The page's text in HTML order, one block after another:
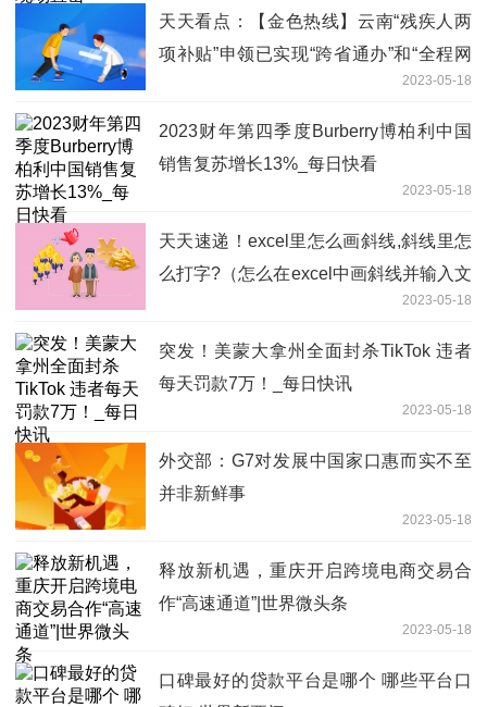
天天看点：【金色热线】云南“残疾人两
项补贴”申领已实现“跨省通办”和“全程网
2023-05-18
2023财年第四季度Burberry博柏利中国
销售复苏增长13%_每日快看
2023-05-18
天天速递！excel里怎么画斜线,斜线里怎
么打字?（怎么在excel中画斜线并输入文
2023-05-18
突发！美蒙大拿州全面封杀TikTok 违者
每天罚款7万！_每日快讯
2023-05-18
外交部：G7对发展中国家口惠而实不至
并非新鲜事
2023-05-18
释放新机遇，重庆开启跨境电商交易合
作“高速通道”|世界微头条
2023-05-18
口碑最好的贷款平台是哪个 哪些平台口